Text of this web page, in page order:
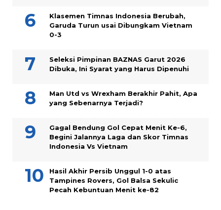
Klasemen Timnas Indonesia Berubah,
Garuda Turun usai Dibungkam Vietnam
0-3
Seleksi Pimpinan BAZNAS Garut 2026
Dibuka, Ini Syarat yang Harus Dipenuhi
Man Utd vs Wrexham Berakhir Pahit, Apa
yang Sebenarnya Terjadi?
Gagal Bendung Gol Cepat Menit Ke-6,
Begini Jalannya Laga dan Skor Timnas
Indonesia Vs Vietnam
Hasil Akhir Persib Unggul 1-0 atas
Tampines Rovers, Gol Balsa Sekulic
Pecah Kebuntuan Menit ke-82